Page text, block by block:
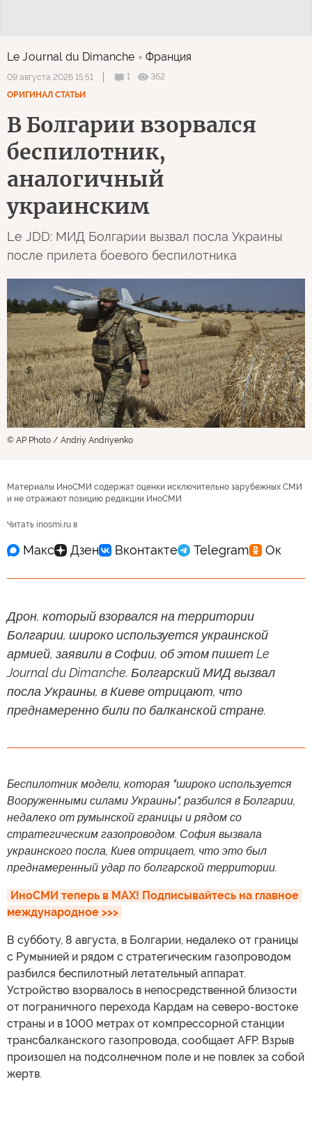
Le Journal du Dimanche Франция
09 августа 2026 15:51 1
362
ОРИГИНАЛ СТАТЬИ
В Болгарии взорвался
беспилотник,
аналогичный
украинским
Le JDD: МИД Болгарии вызвал посла Украины
после прилета боевого беспилотника
© AP Photo / Andriy Andriyenko
Материалы ИноСМИ содержат оценки исключительно зарубежных СМИ
и не отражают позицию редакции ИноСМИ
Читать inosmi.ru в
Дрон, который взорвался на территории
Болгарии, широко используется украинской
армией, заявили в Софии, об этом пишет Le
Journal du Dimanche. Болгарский МИД вызвал
посла Украины, в Киеве отрицают, что
преднамеренно били по балканской стране.
Беспилотник модели, которая "широко используется
Вооруженными силами Украины", разбился в Болгарии,
недалеко от румынской границы и рядом со
стратегическим газопроводом. София вызвала
украинского посла, Киев отрицает, что это был
преднамеренный удар по болгарской территории.
ИноСМИ теперь в MAX! Подписывайтесь на главное
международное >>>
В субботу, 8 августа, в Болгарии, недалеко от границы
с Румынией и рядом с стратегическим газопроводом
разбился беспилотный летательный аппарат.
Устройство взорвалось в непосредственной близости
от пограничного перехода Кардам на северо-востоке
страны и в 1000 метрах от компрессорной станции
трансбалканского газопровода, сообщает AFP. Взрыв
произошел на подсолнечном поле и не повлек за собой
жертв.